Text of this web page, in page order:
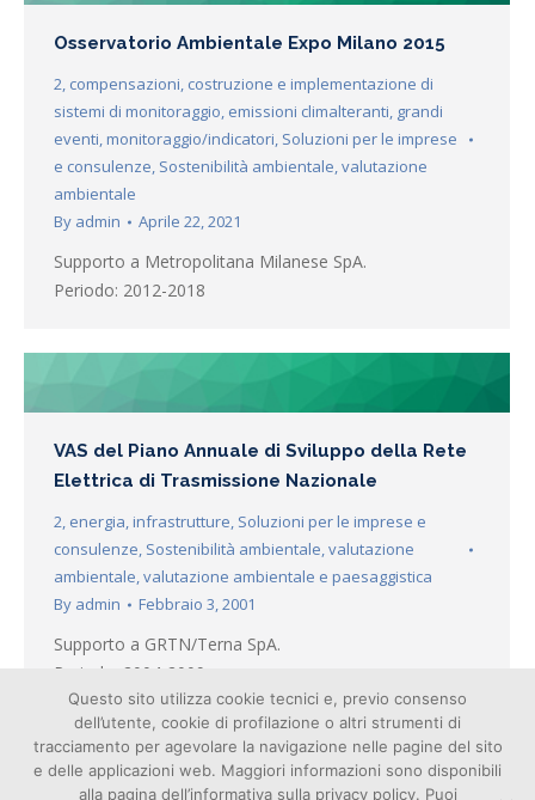
Osservatorio Ambientale Expo Milano 2015
2, compensazioni, costruzione e implementazione di
sistemi di monitoraggio, emissioni climalteranti, grandi
eventi, monitoraggio/indicatori, Soluzioni per le imprese
e consulenze, Sostenibilità ambientale,valutazione
ambientale
By admin Aprile 22, 2021
Supporto a Metropolitana Milanese SpA.
Periodo: 2012-2018
VAS del Piano Annuale di Sviluppo della Rete
Elettrica di Trasmissione Nazionale
2, energia, infrastrutture, Soluzioni per le imprese e
consulenze, Sostenibilità ambientale,valutazione
ambientale,valutazione ambientale e paesaggistica
By admin Febbraio 3, 2001
Supporto a GRTN/Terna SpA.
Periodo: 2004-2009
Questo sito utilizza cookie tecnici e, previo consenso
dell’utente, cookie di profilazione o altri strumenti di
tracciamento per agevolare la navigazione nelle pagine del sito
e delle applicazioni web. Maggiori informazioni sono disponibili
alla pagina dell’informativa sulla privacy policy. Puoi